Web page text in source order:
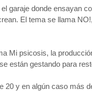
garaje donde ensayan
El tema se llama
Mi psicosis, la
están gestando para
20 y en algún caso más